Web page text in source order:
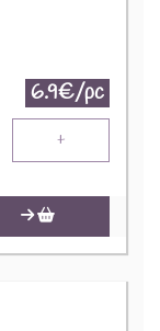
6.9€/pc
+